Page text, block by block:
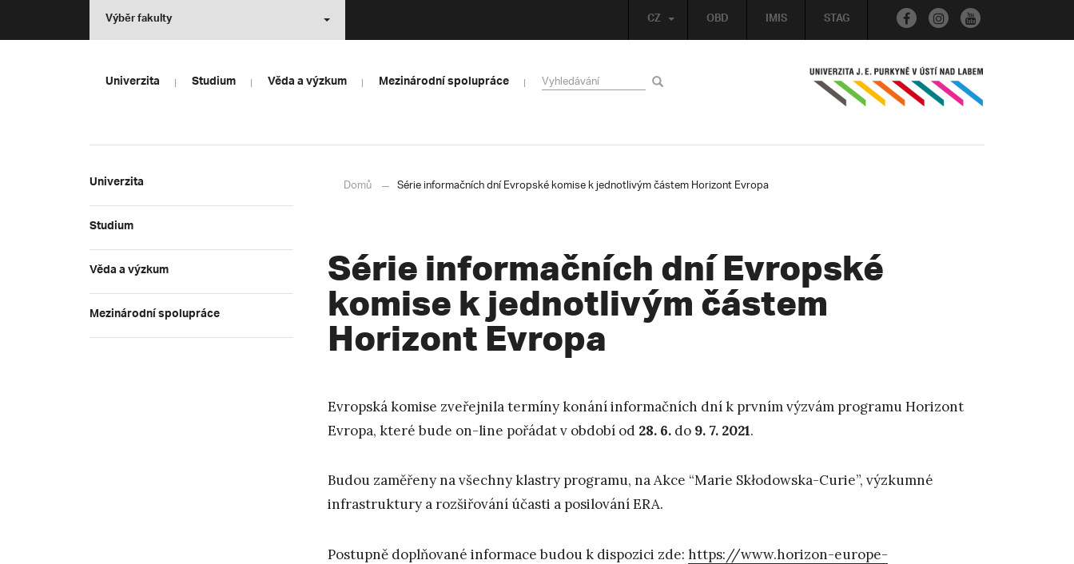
OBD IMIS STAG
CZ
Výběr fakulty
Univerzita Studium Věda a výzkum Mezinárodní spolupráce
Univerzita
Studium
Věda a výzkum
Mezinárodní spolupráce
Domů Série informačních dní Evropské komise k jednotlivým částem Horizont Evropa
Série informačních dní Evropské
komise k jednotlivým částem
Horizont Evropa
Evropská komise zveřejnila termíny konání informačních dní k prvním výzvám programu Horizont
Evropa, které bude on-line pořádat v období od 28. 6. do 9. 7. 2021.
Budou zaměřeny na všechny klastry programu, na Akce “Marie Skłodowska-Curie”, výzkumné
infrastruktury a rozšiřování účasti a posilování ERA.
Postupně doplňované informace budou k dispozici zde: https://www.horizon-europe-